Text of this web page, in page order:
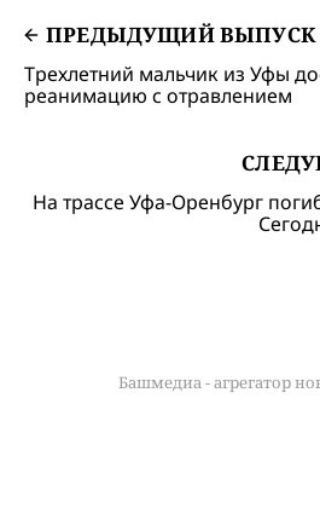
ПРЕДЫДУЩИЙ ВЫПУСК
Трехлетний мальчик из Уфы
реанимацию с отравлением
На трассе Уфа-Оренбург
Башмедиа - агрегатор